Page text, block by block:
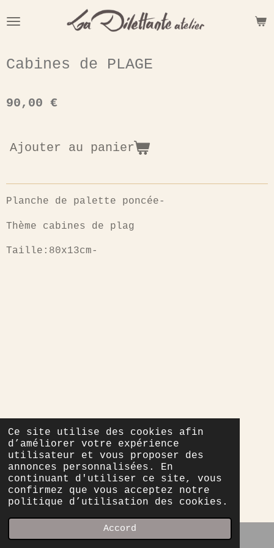
Ce site utilise des cookies afin
d’améliorer votre expérience
utilisateur et vous proposer des
annonces personnalisées. En
continuant d'utiliser ce site, vous
confirmez que vous acceptez notre
politique d’utilisation des cookies.
Accord
au
principal
Cabines de PLAGE
90,00 €
Ajouter au panier
Planche de palette poncée-
Thème cabines de plag
Taille:80x13cm-